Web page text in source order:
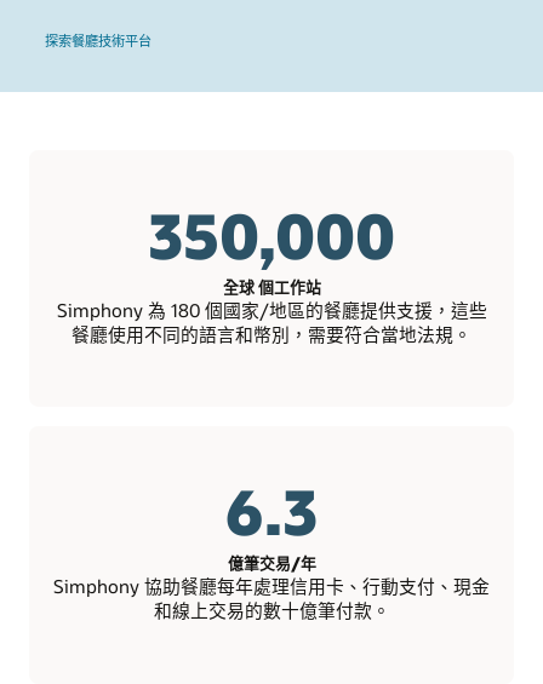
探索餐廳技術平台
350,000
全球 個工作站
Simphony 為 180 個國家/地區的餐廳提供支援，這些
餐廳使用不同的語言和幣別，需要符合當地法規。
6.3
億筆交易/年
Simphony 協助餐廳每年處理信用卡、行動支付、現金
和線上交易的數十億筆付款。